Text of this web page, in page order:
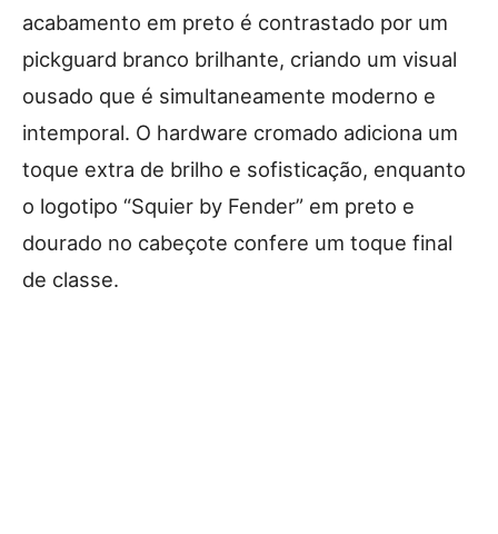
acabamento em preto é contrastado por um
pickguard branco brilhante, criando um visual
ousado que é simultaneamente moderno e
intemporal. O hardware cromado adiciona um
toque extra de brilho e sofisticação, enquanto
o logotipo “Squier by Fender” em preto e
dourado no cabeçote confere um toque final
de classe.